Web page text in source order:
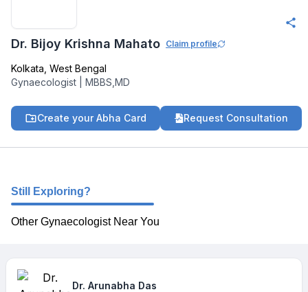
Dr. Bijoy Krishna Mahato Claim profile
Kolkata West Bengal
Gynaecologist
MBBS,MD
Create your Abha Card Request Consultation
Still Exploring?
Other Gynaecologist Near You
Dr. Arunabha Das